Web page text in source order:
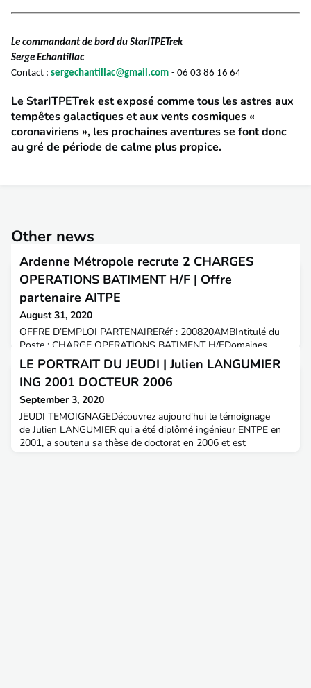
Le commandant de bord du StarITPETrek
Serge Echantillac
Contact : sergechantillac@gmail.com - 06 03 86 16 64
Le StarITPETrek est exposé comme tous les astres aux
tempêtes galactiques et aux vents cosmiques «
coronaviriens », les prochaines aventures se font donc
au gré de période de calme plus propice.
Other news
Ardenne Métropole recrute 2 CHARGES
OPERATIONS BATIMENT H/F | Offre
partenaire AITPE
August 31, 2020
OFFRE D’EMPLOI PARTENAIRERéf : 200820AMBIntitulé du
Poste : CHARGE OPERATIONS BATIMENT H/FDomaines
d’activité : construction, bâtimentStatut : Ingénieur civil,
Contrat de projet de 3 ans renouvelable 1 fois.Lieu :
Charleville-Mézières, Les Ardennes (08)Salaire : selon
expérienceExpérience : 2 ingénieurs recherchés de juniors à
expérimentés CONTEXTE ET ENVIRONNEMENT DE
TRAVAILCréée le 1er janvier 2
LE PORTRAIT DU JEUDI | Julien LANGUMIER
ING 2001 DOCTEUR 2006
September 3, 2020
JEUDI TEMOIGNAGEDécouvrez aujourd'hui le témoignage
de Julien LANGUMIER qui a été diplômé ingénieur ENTPE en
2001, a soutenu sa thèse de doctorat en 2006 et est
actuellement Adjoint au chef de service pôle Risques Naturels